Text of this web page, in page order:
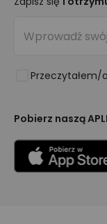
Najczęściej
Kosztorysy
Oświetlenie dla firm
Pomieszczenia
Kolekcje
Pobierz naszą